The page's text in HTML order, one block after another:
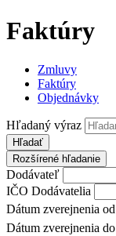
Faktúry
Zmluvy
Faktúry
Objednávky
Hľadaný výraz
Hľadať
Rozšírené hľadanie
Dodávateľ
IČO Dodávatelia
Dátum zverejnenia od
Dátum zverejnenia do